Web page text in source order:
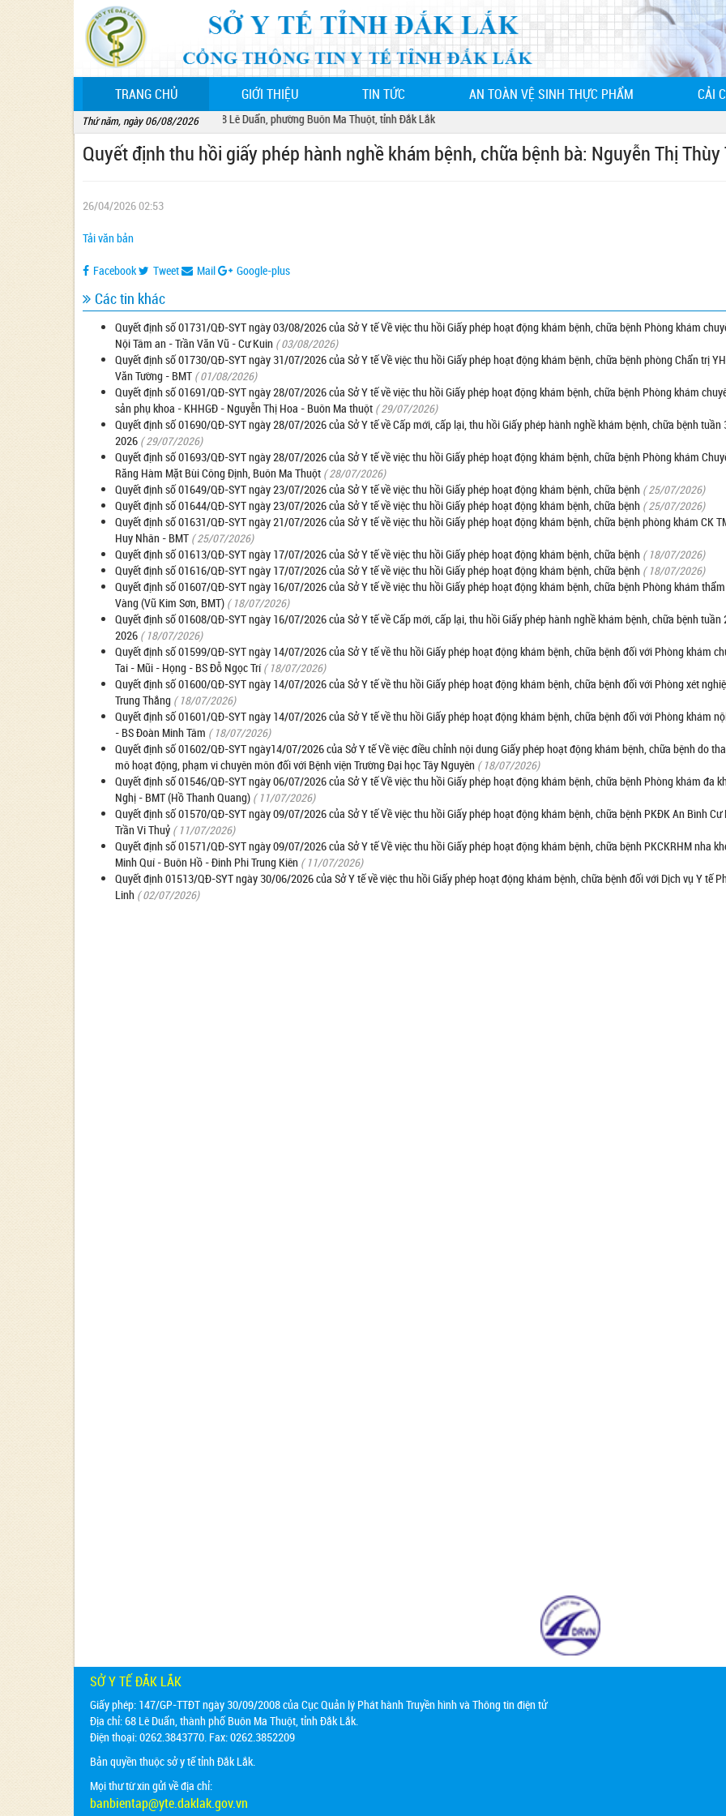
TRANG CHỦ(CURRENT) GIỚI THIỆU TIN TỨC AN TOÀN VỆ SINH THỰC PHẨM CẢI
Thứ năm, ngày 06/08/2026
Sở Y tế tỉnh Đắk Lắk - 68 Lê Duẩn, phường Buôn Ma Thuột, tỉnh Đắk Lắk
Quyết định thu hồi giấy phép hành nghề khám bệnh, chữa bệnh bà: Nguyễn Thị Thùy
26/04/2026 02:53
Tải văn bản
Facebook Tweet Mail Google-plus
Các tin khác
Quyết định số 01731/QĐ-SYT ngày 03/08/2026 của Sở Y tế Về việc thu hồi Giấy phép hoạt động khám bệnh, chữa bệnh Phòng khám
Nội Tâm an - Trần Văn Vũ - Cư Kuin ( 03/08/2026)
Quyết định số 01730/QĐ-SYT ngày 31/07/2026 của Sở Y tế Về việc thu hồi Giấy phép hoạt động khám bệnh, chữa bệnh phòng Chẩn trị
Văn Tường - BMT ( 01/08/2026)
Quyết định số 01691/QĐ-SYT ngày 28/07/2026 của Sở Y tế về việc thu hồi Giấy phép hoạt động khám bệnh, chữa bệnh Phòng khám
sản phụ khoa - KHHGĐ - Nguyễn Thị Hoa - Buôn Ma thuột ( 29/07/2026)
Quyết định số 01690/QĐ-SYT ngày 28/07/2026 của Sở Y tế về Cấp mới, cấp lại, thu hồi Giấy phép hành nghề khám bệnh, chữa bệnh tuần
2026 ( 29/07/2026)
Quyết định số 01693/QĐ-SYT ngày 28/07/2026 của Sở Y tế về việc thu hồi Giấy phép hoạt động khám bệnh, chữa bệnh Phòng khám
Răng Hàm Mặt Bùi Công Định, Buôn Ma Thuột ( 28/07/2026)
Quyết định số 01649/QĐ-SYT ngày 23/07/2026 của Sở Y tế về việc thu hồi Giấy phép hoạt động khám bệnh, chữa bệnh ( 25/07/2026)
Quyết định số 01644/QĐ-SYT ngày 23/07/2026 của Sở Y tế về việc thu hồi Giấy phép hoạt động khám bệnh, chữa bệnh ( 25/07/2026)
Quyết định số 01631/QĐ-SYT ngày 21/07/2026 của Sở Y tế về việc thu hồi Giấy phép hoạt động khám bệnh, chữa bệnh phòng khám CK
Huy Nhân - BMT ( 25/07/2026)
Quyết định số 01613/QĐ-SYT ngày 17/07/2026 của Sở Y tế về việc thu hồi Giấy phép hoạt động khám bệnh, chữa bệnh ( 18/07/2026)
Quyết định số 01616/QĐ-SYT ngày 17/07/2026 của Sở Y tế về việc thu hồi Giấy phép hoạt động khám bệnh, chữa bệnh ( 18/07/2026)
Quyết định số 01607/QĐ-SYT ngày 16/07/2026 của Sở Y tế về việc thu hồi Giấy phép hoạt động khám bệnh, chữa bệnh Phòng khám
Vàng (Vũ Kim Sơn, BMT) ( 18/07/2026)
Quyết định số 01608/QĐ-SYT ngày 16/07/2026 của Sở Y tế về Cấp mới, cấp lại, thu hồi Giấy phép hành nghề khám bệnh, chữa bệnh tuần
2026 ( 18/07/2026)
Quyết định số 01599/QĐ-SYT ngày 14/07/2026 của Sở Y tế về thu hồi Giấy phép hoạt động khám bệnh, chữa bệnh đối với Phòng khám
Tai - Mũi - Họng - BS Đỗ Ngọc Trí ( 18/07/2026)
Quyết định số 01600/QĐ-SYT ngày 14/07/2026 của Sở Y tế về thu hồi Giấy phép hoạt động khám bệnh, chữa bệnh đối với Phòng xét
Trung Thắng ( 18/07/2026)
Quyết định số 01601/QĐ-SYT ngày 14/07/2026 của Sở Y tế về thu hồi Giấy phép hoạt động khám bệnh, chữa bệnh đối với Phòng khám
- BS Đoàn Minh Tâm ( 18/07/2026)
Quyết định số 01602/QĐ-SYT ngày14/07/2026 của Sở Y tế Về việc điều chỉnh nội dung Giấy phép hoạt động khám bệnh, chữa bệnh do
mô hoạt động, phạm vi chuyên môn đối với Bệnh viện Trường Đại học Tây Nguyên ( 18/07/2026)
Quyết định số 01546/QĐ-SYT ngày 06/07/2026 của Sở Y tế Về việc thu hồi Giấy phép hoạt động khám bệnh, chữa bệnh Phòng khám đa
Nghị - BMT (Hồ Thanh Quang) ( 11/07/2026)
Quyết định số 01570/QĐ-SYT ngày 09/07/2026 của Sở Y tế Về việc thu hồi Giấy phép hoạt động khám bệnh, chữa bệnh PKĐK An Bình Cư
Trần Vi Thuỷ ( 11/07/2026)
Quyết định số 01571/QĐ-SYT ngày 09/07/2026 của Sở Y tế Về việc thu hồi Giấy phép hoạt động khám bệnh, chữa bệnh PKCKRHM nha
Minh Quí - Buôn Hồ - Đinh Phi Trung Kiên ( 11/07/2026)
Quyết định 01513/QĐ-SYT ngày 30/06/2026 của Sở Y tế về việc thu hồi Giấy phép hoạt động khám bệnh, chữa bệnh đối với Dịch vụ Y tế
Linh ( 02/07/2026)
SỞ Y TẾ ĐẮK LẮK
Giấy phép: 147/GP-TTĐT ngày 30/09/2008 của Cục Quản lý Phát hành Truyền hình và Thông tin điện tử
Địa chỉ:68 Lê Duẩn, thành phố Buôn Ma Thuột, tỉnh Đắk Lắk.
Điện thoại: 0262.3843770. Fax: 0262.3852209
Bản quyền thuộc sở y tế tỉnh Đắk Lắk.
Mọi thư từ xin gửi về địa chỉ:
banbientap@yte.daklak.gov.vn